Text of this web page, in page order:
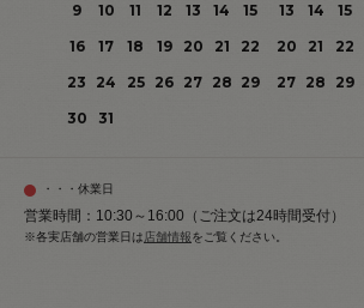
9
10 11 12 13 14
15
16
17 18 19 20 21
22
23
24 25 26 27 28 29
30
31
13
14 15
20
21 22
27 28 29
・・・休業日
営業時間：10:30～16:00（ご注文は24時間受付）
※各実店舗の営業日は店舗情報をご覧ください。